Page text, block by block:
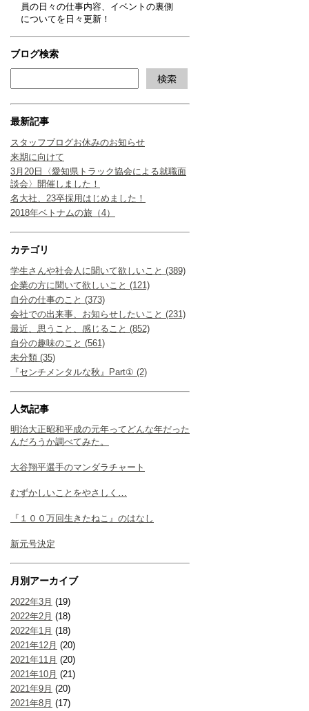
員の日々の仕事内容、イベントの裏側
についてを日々更新！
ブログ検索
最新記事
スタッフブログお休みのお知らせ
来期に向けて
3月20日〈愛知県トラック協会による就職面
談会〉開催しました！
名大社、23卒採用はじめました！
2018年ベトナムの旅（4）
カテゴリ
学生さんや社会人に聞いて欲しいこと (389)
企業の方に聞いて欲しいこと (121)
自分の仕事のこと (373)
会社での出来事、お知らせしたいこと (231)
最近、思うこと、感じること (852)
自分の趣味のこと (561)
未分類 (35)
『センチメンタルな秋』Part① (2)
人気記事
明治大正昭和平成の元年ってどんな年だった
んだろうか調べてみた。
大谷翔平選手のマンダラチャート
むずかしいことをやさしく…
『１００万回生きたねこ』のはなし
新元号決定
月別アーカイブ
2022年3月 (19)
2022年2月 (18)
2022年1月 (18)
2021年12月 (20)
2021年11月 (20)
2021年10月 (21)
2021年9月 (20)
2021年8月 (17)